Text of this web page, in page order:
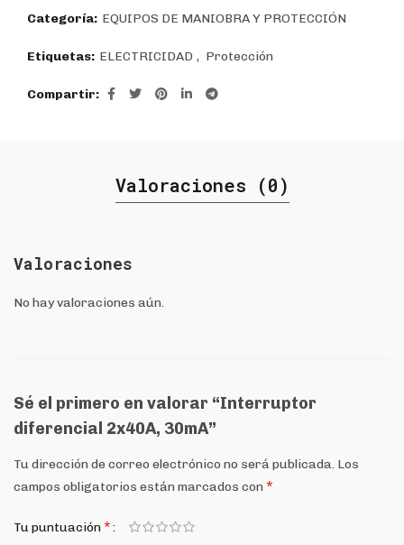
Categoría: EQUIPOS DE MANIOBRA Y PROTECCIÓN
Etiquetas: ELECTRICIDAD , Protección
Compartir
Valoraciones (0)
Valoraciones
No hay valoraciones aún.
Sé el primero en valorar “Interruptor
diferencial 2x40A, 30mA”
Tu dirección de correo electrónico no será publicada. Los
campos obligatorios están marcados con *
Tu puntuación*